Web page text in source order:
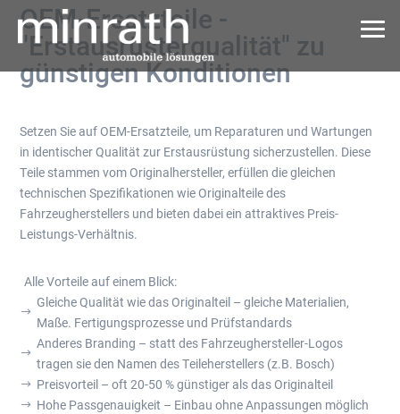
OEM-Ersatzteile -
"Erstausrüsterqualität" zu
günstigen Konditionen
Setzen Sie auf OEM-Ersatzteile, um Reparaturen und Wartungen
in identischer Qualität zur Erstausrüstung sicherzustellen. Diese
Teile stammen vom Originalhersteller, erfüllen die gleichen
technischen Spezifikationen wie Originalteile des
Fahrzeugherstellers und bieten dabei ein attraktives Preis-
Leistungs-Verhältnis.
Alle Vorteile auf einem Blick:
$
Gleiche Qualität wie das Originalteil – gleiche Materialien,
Maße. Fertigungsprozesse und Prüfstandards
$
Anderes Branding – statt des Fahrzeughersteller-Logos
tragen sie den Namen des Teileherstellers (z.B. Bosch)
$ Preisvorteil – oft 20-50 % günstiger als das Originalteil
$ Hohe Passgenauigkeit – Einbau ohne Anpassungen möglich